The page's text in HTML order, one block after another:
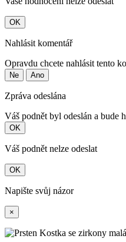
OK
Nahlásit komentář
Opravdu chcete nahlásit tento
Ne Ano
Zpráva odeslána
Váš podnět byl odeslán a bude
OK
Váš podnět nelze odeslat
OK
Napište svůj názor
×